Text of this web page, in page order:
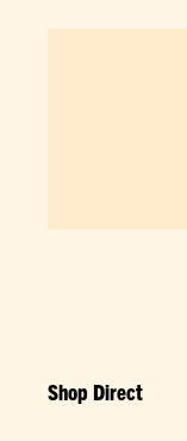
Shop Direct